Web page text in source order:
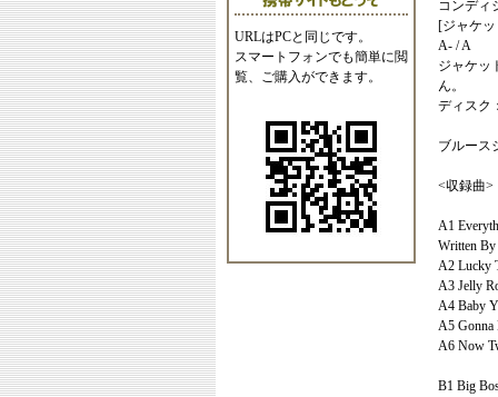
URLはPCと同じです。
スマートフォンでも簡単に閲
覧、ご購入ができます。
コンディ
[ジャケ
A- / A
ジャケッ
ん。
ディスク
ブルース
<収録曲>
A1
Written By
A2 Lucky
A3 Jelly
A4 Baby
A5 Gonna
A6 Now
B1 Big